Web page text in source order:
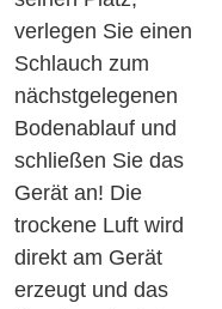
verlegen Sie einen
Schlauch zum
nächstgelegenen
Bodenablauf und
schließen Sie das
Gerät an! Die
trockene Luft wird
direkt am Gerät
erzeugt und das